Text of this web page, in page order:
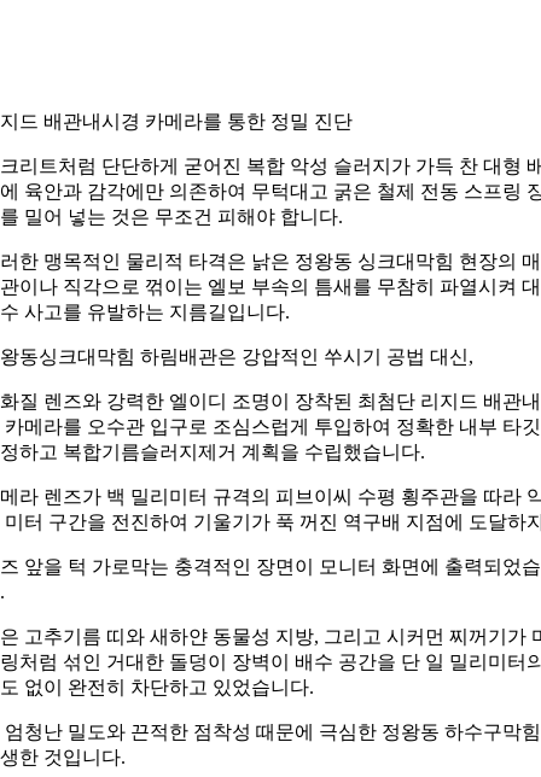
드 배관내시경 카메라를 통한 정밀 진단
리트처럼 단단하게 굳어진 복합 악성 슬러지가 가득 찬 대형
육안과 감각에만 의존하여 무턱대고 굵은 철제 전동 스프링
밀어 넣는 것은 무조건 피해야 합니다.
한 맹목적인 물리적 타격은 낡은 정왕동 싱크대막힘 현장의
이나 직각으로 꺾이는 엘보 부속의 틈새를 무참히 파열시켜
사고를 유발하는 지름길입니다.
동싱크대막힘 하림배관은 강압적인 쑤시기 공법 대신,
질 렌즈와 강력한 엘이디 조명이 장착된 최첨단 리지드 배관
카메라를 오수관 입구로 조심스럽게 투입하여 정확한 내부 타
하고 복합기름슬러지제거 계획을 수립했습니다.
라 렌즈가 백 밀리미터 규격의 피브이씨 수평 횡주관을 따라
미터 구간을 전진하여 기울기가 푹 꺼진 역구배 지점에 도달하
앞을 턱 가로막는 충격적인 장면이 모니터 화면에 출력되었
고추기름 띠와 새하얀 동물성 지방, 그리고 시커먼 찌꺼기가
처럼 섞인 거대한 돌덩이 장벽이 배수 공간을 단 일 밀리미터
없이 완전히 차단하고 있었습니다.
엄청난 밀도와 끈적한 점착성 때문에 극심한 정왕동 하수구막
한 것입니다.